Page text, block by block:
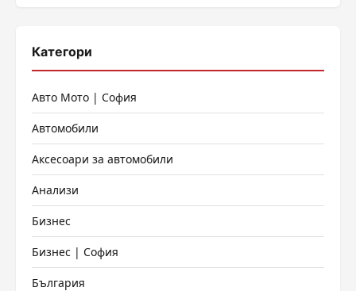
Категори
Авто Мото | София
Автомобили
Аксесоари за автомобили
Анализи
Бизнес
Бизнес | София
България